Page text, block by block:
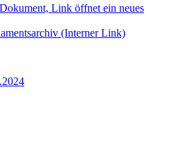
Link öffnet ein neues
(Interner Link)